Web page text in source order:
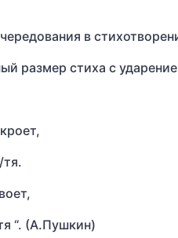
в
размер стиха с
“. (А.Пушкин)